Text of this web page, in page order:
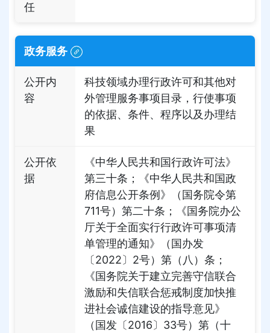
任
政务服务
公开内
容
科技领域办理行政许可和其他对
外管理服务事项目录，行使事项
的依据、条件、程序以及办理结
果
公开依
据
《中华人民共和国行政许可法》
第三十条；《中华人民共和国政
府信息公开条例》（国务院令第
711号）第二十条；《国务院办公
厅关于全面实行行政许可事项清
单管理的通知》（国办发
〔2022〕2号）第（八）条；
《国务院关于建立完善守信联合
激励和失信联合惩戒制度加快推
进社会诚信建设的指导意见》
（国发〔2016〕33号）第（十